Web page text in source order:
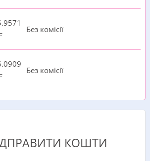
Без комісії
Без комісії
КОШТИ